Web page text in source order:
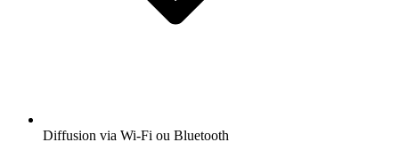
Diffusion via Wi-Fi ou Bluetooth